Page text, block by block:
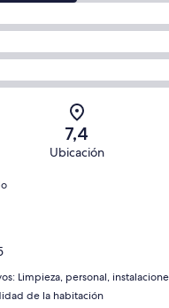
7,4
Ubicación
Limpieza, personal,
de la habitación